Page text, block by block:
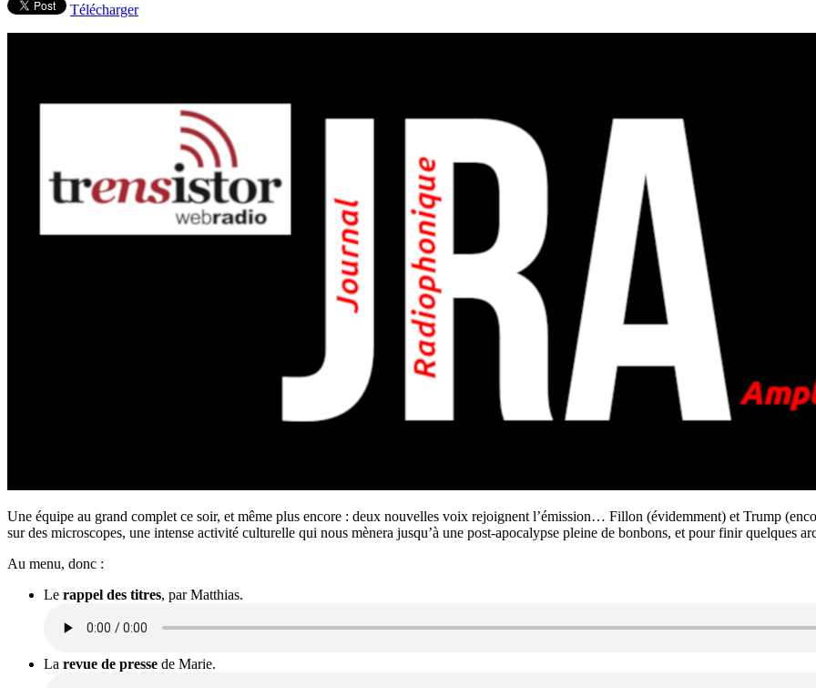
Télécharger
Une équipe au grand complet ce soir, et même plus encore : deux nouvelles voix rejoignent l’émission… Fillon (évidemment) et Trump
sur des microscopes, une intense activité culturelle qui nous mènera jusqu’à une post-apocalypse pleine de bonbons, et pour finir quelques
Au menu, donc :
Le rappel des titres, par Matthias.
La revue de presse de Marie.